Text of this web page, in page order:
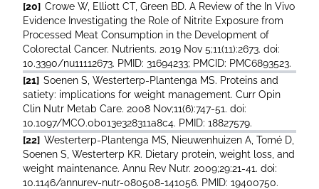
[20] Crowe W, Elliott CT, Green BD. A Review of the In Vivo
Evidence Investigating the Role of Nitrite Exposure from
Processed Meat Consumption in the Development of
Colorectal Cancer. Nutrients. 2019 Nov 5;11(11):2673. doi:
10.3390/nu11112673. PMID: 31694233; PMCID: PMC6893523.
[21] Soenen S, Westerterp-Plantenga MS. Proteins and
satiety: implications for weight management. Curr Opin
Clin Nutr Metab Care. 2008 Nov;11(6):747-51. doi:
10.1097/MCO.0b013e328311a8c4. PMID: 18827579.
[22] Westerterp-Plantenga MS, Nieuwenhuizen A, Tomé D,
Soenen S, Westerterp KR. Dietary protein, weight loss, and
weight maintenance. Annu Rev Nutr. 2009;29:21-41. doi:
10.1146/annurev-nutr-080508-141056. PMID: 19400750.